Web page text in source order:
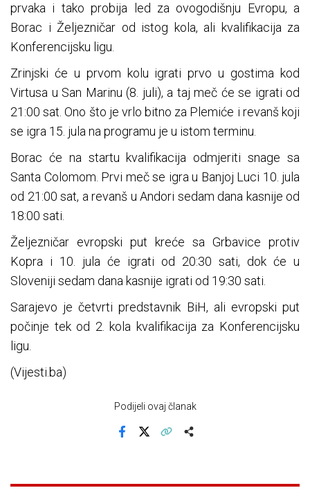
prvaka i tako probija led za ovogodišnju Evropu, a
Borac i Željezničar od istog kola, ali kvalifikacija za
Konferencijsku ligu.
Zrinjski će u prvom kolu igrati prvo u gostima kod
Virtusa u San Marinu (8. juli), a taj meč će se igrati od
21:00 sat. Ono što je vrlo bitno za Plemiće i revanš koji
se igra 15. jula na programu je u istom terminu.
Borac će na startu kvalifikacija odmjeriti snage sa
Santa Colomom. Prvi meč se igra u Banjoj Luci 10. jula
od 21:00 sat, a revanš u Andori sedam dana kasnije od
18:00 sati.
Željezničar evropski put kreće sa Grbavice protiv
Kopra i 10. jula će igrati od 20:30 sati, dok će u
Sloveniji sedam dana kasnije igrati od 19:30 sati.
Sarajevo je četvrti predstavnik BiH, ali evropski put
počinje tek od 2. kola kvalifikacija za Konferencijsku
ligu.
(Vijesti.ba)
Podijeli ovaj članak